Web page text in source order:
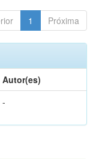
1 Próxima
Autor(es)
-